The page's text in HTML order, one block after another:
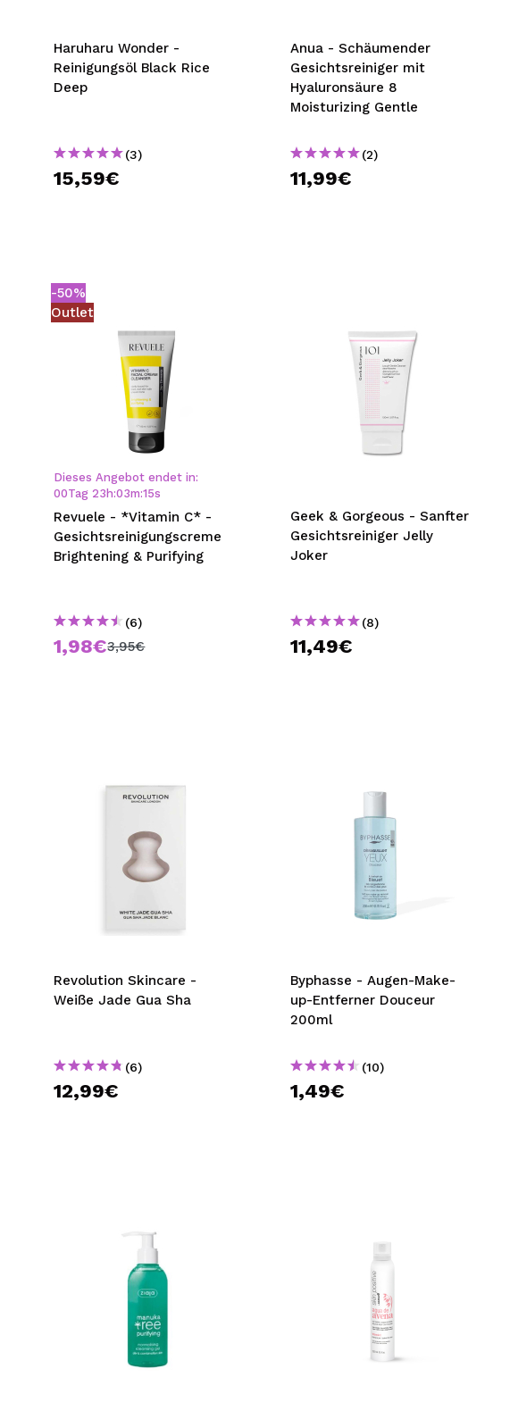
Haruharu Wonder -
Reinigungsöl Black Rice
Deep
(3)
15,59€
Anua - Schäumender
Gesichtsreiniger mit
Hyaluronsäure 8
Moisturizing Gentle
(2)
11,99€
-50%
Outlet
Dieses Angebot endet in:
00Tag 23 h:03m:15s
Revuele - *Vitamin C* -
Gesichtsreinigungscreme
Brightening & Purifying
(6)
1,98€3,95€
Geek & Gorgeous - Sanfter
Gesichtsreiniger Jelly
Joker
(8)
11,49€
Revolution Skincare -
Weiße Jade Gua Sha
(6)
12,99€
Byphasse - Augen-Make-
up-Entferner Douceur
200ml
(10)
1,49€